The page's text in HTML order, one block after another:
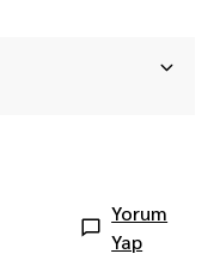
Yorum
Yap